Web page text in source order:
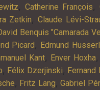
, Catherine François,
Zetkin,Claude Lévi-
Benquis "Camarada
Picard , Edmund Husserl
Kant, Enver Hoxha,
, Félix Dzerjinski,
, Fritz Lang, Gabriel